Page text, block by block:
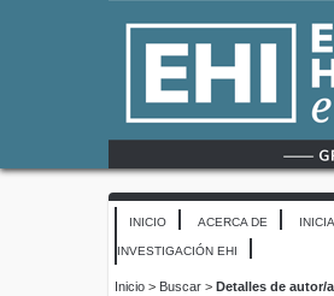
INICIO ACERCA DE
INVESTIGACIÓN EHI
Inicio > Buscar > Detalles de autor/a